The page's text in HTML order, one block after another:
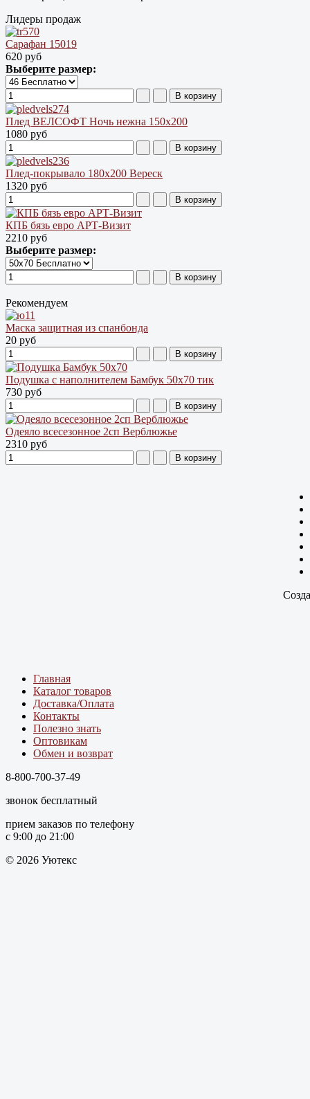
Лидеры продаж
Сарафан 15019
620 руб
Выберите размер:
Плед ВЕЛСОФТ Ночь нежна 150х200
1080 руб
Плед-покрывало 180х200 Вереск
1320 руб
КПБ бязь евро АРТ-Визит
2210 руб
Выберите размер:
Рекомендуем
Маска защитная из спанбонда
20 руб
Подушка с наполнителем Бамбук 50х70 тик
730 руб
Одеяло всесезонное 2сп Верблюжье
2310 руб
Главная
Каталог товаров
Доставка/Оплата
Контакты
Полезно знать
Оптовикам
Обмен и возврат
8-800-700-37-49
звонок бесплатный
прием заказов по телефону
с 9:00 до 21:00
© 2026 Уютекс